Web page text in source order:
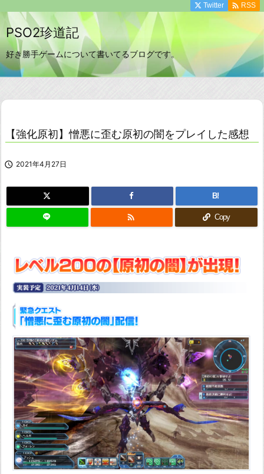
PSO2珍道記
好き勝手ゲームについて書いてるブログです。
Twitter  RSS
【強化原初】憎悪に歪む原初の闇をプレイした感想
 2021年4月27日
B!
 Copy